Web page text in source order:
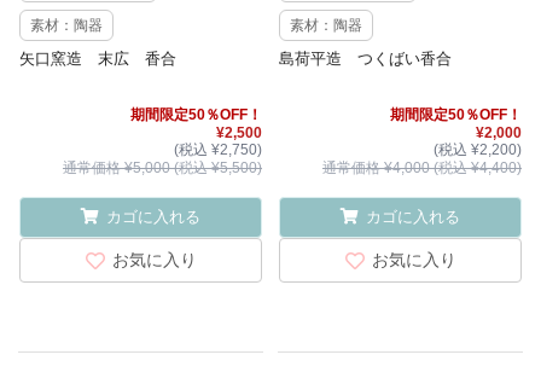
素材：陶器
矢口窯造 末広 香合
期間限定50％OFF！
¥2,500
(税込 ¥2,750)
通常価格 ¥5,000 (税込 ¥5,500)
カゴに入れる
お気に入り
素材：陶器
島荷平造 つくばい香合
期間限定50％OFF！
¥2,000
(税込 ¥2,200)
通常価格 ¥4,000 (税込 ¥4,400)
カゴに入れる
お気に入り